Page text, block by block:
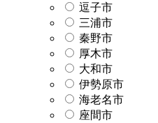
逗子市
三浦市
秦野市
厚木市
大和市
伊勢原市
海老名市
座間市